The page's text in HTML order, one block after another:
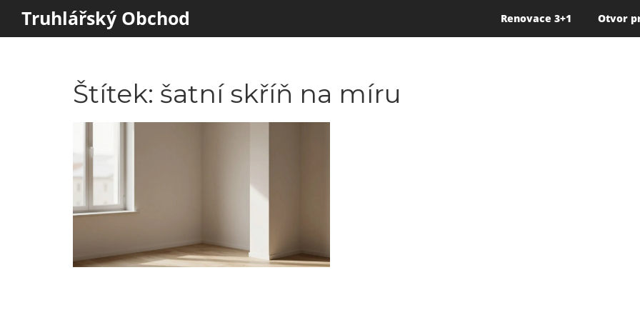
Truhlářský Obchod Renovace 3+1 Otvor
Štítek: šatní skříň na míru